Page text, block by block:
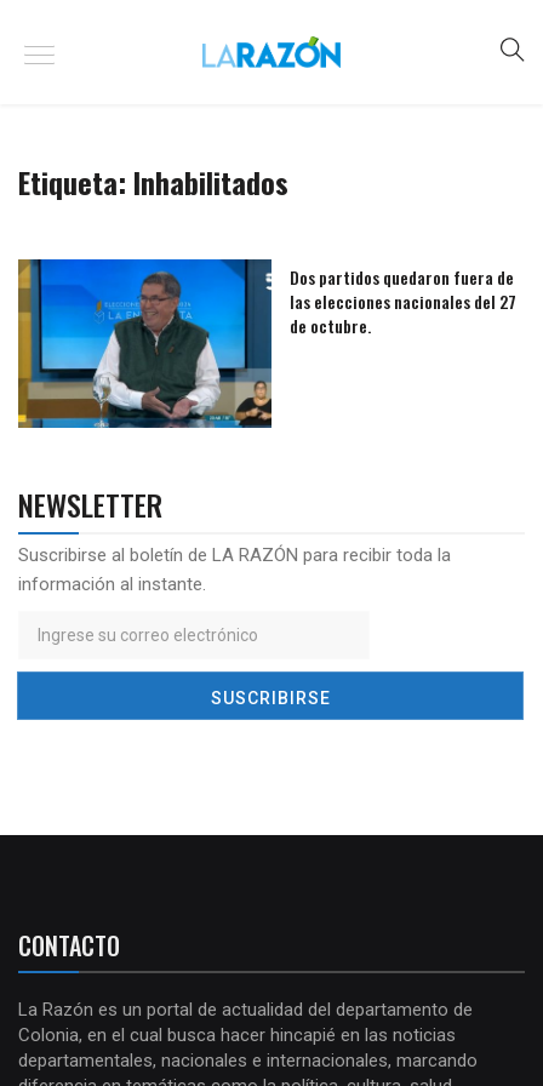
Etiqueta: Inhabilitados
Dos partidos quedaron fuera de
las elecciones nacionales del 27
de octubre.
NEWSLETTER
Suscribirse al boletín de LA RAZÓN para recibir toda la
información al instante.
CONTACTO
La Razón es un portal de actualidad del departamento de
Colonia, en el cual busca hacer hincapié en las noticias
departamentales, nacionales e internacionales, marcando